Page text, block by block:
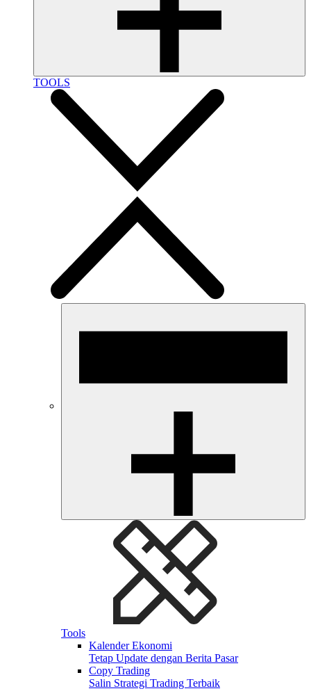
TOOLS
Tools
Kalender Ekonomi
Tetap Update dengan Berita Pasar
Copy Trading
Salin Strategi Trading Terbaik